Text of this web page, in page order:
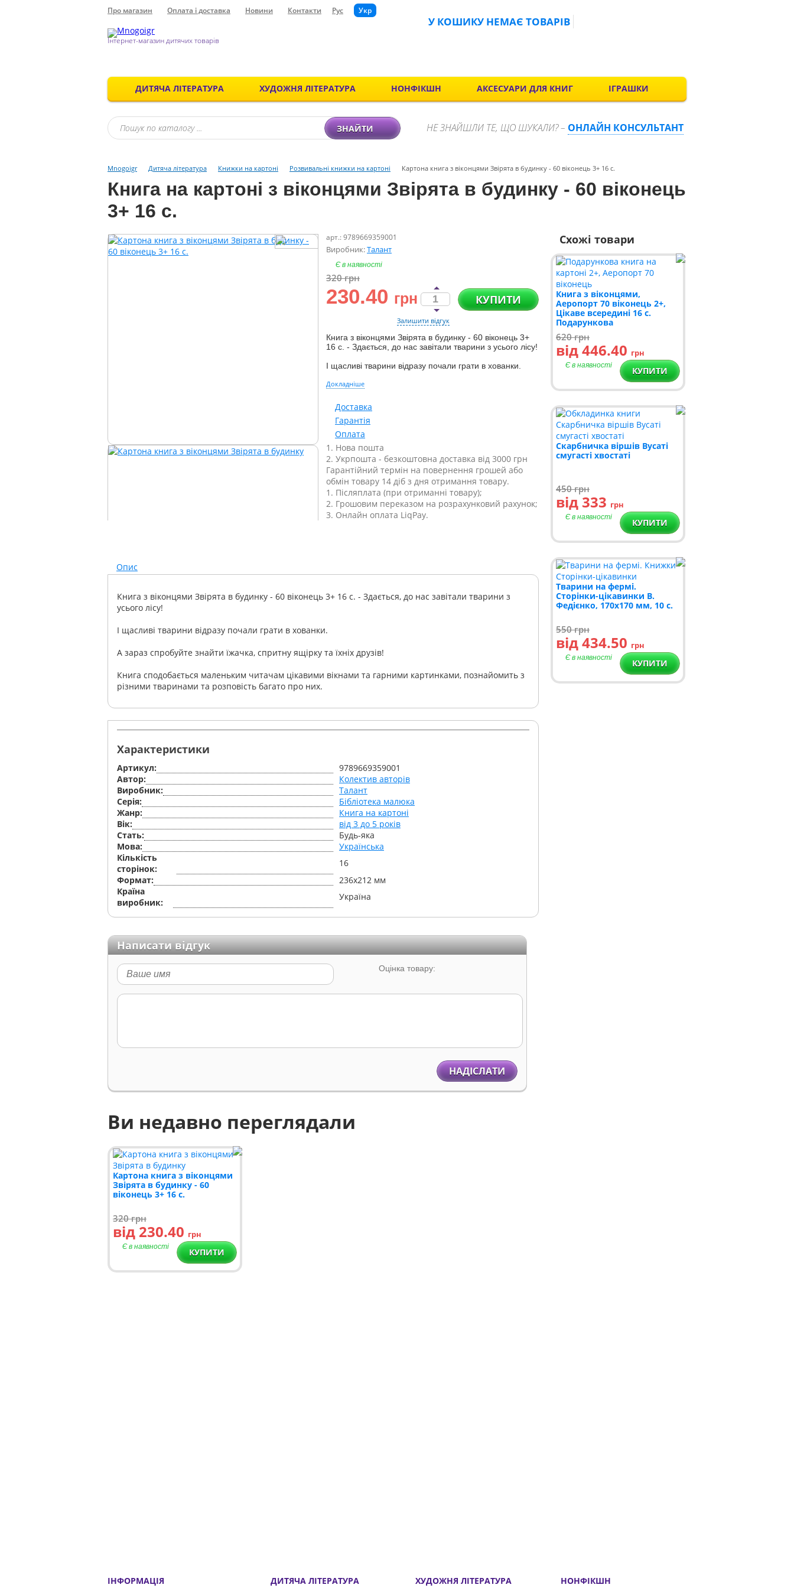
Про магазин Оплата і доставка Новини Контакти Рус Укр
Інтернет-магазин дитячих товарів
У КОШИКУ НЕМАЄ ТОВАРІВ
ДИТЯЧА ЛІТЕРАТУРА ХУДОЖНЯ ЛІТЕРАТУРА НОНФІКШН АКСЕСУАРИ ДЛЯ КНИГ ІГРАШКИ
ЗНАЙТИ НЕ ЗНАЙШЛИ ТЕ, ЩО ШУКАЛИ? – ОНЛАЙН КОНСУЛЬТАНТ
Mnogoigr Дитяча література Книжки на картоні Розвивальні книжки на картоні Картона книга з віконцями Звірята в будинку - 60 віконець 3+ 16 с.
Книга на картоні з віконцями Звірята в будинку - 60 віконець
3+ 16 с.
Схожі товари
Книга з віконцями,
Аеропорт 70 віконець 2+,
Цікаве всередині 16 с.
Подарункова
620грн
від 446.40 грн
Є в наявності КУПИТИ
Скарбничка віршів Вусаті
смугасті хвостаті
450грн
від 333 грн
Є в наявності КУПИТИ
Тварини на фермі.
Сторінки-цікавинки В.
Федієнко, 170х170 мм, 10 с.
550грн
від 434.50 грн
Є в наявності КУПИТИ
арт.: 9789669359001
Виробник:Талант
Є в наявності
320грн
230.40 грн КУПИТИ
Залишити відгук
Книга з віконцями Звірята в будинку - 60 віконець 3+
16 с. - Здається, до нас завітали тварини з усього лісу!
І щасливі тварини відразу почали грати в хованки.
Докладніше
Доставка
Гарантія
Оплата
1. Нова пошта
2. Укрпошта - безкоштовна доставка від 3000 грн
Гарантійний термін на повернення грошей або
обмін товару 14 діб з дня отримання товару.
1. Післяплата (при отриманні товару);
2. Грошовим переказом на розрахунковий рахунок;
3. Онлайн оплата LiqPay.
Опис
Книга з віконцями Звірята в будинку - 60 віконець 3+ 16 с. - Здається, до нас завітали тварини з
усього лісу!
І щасливі тварини відразу почали грати в хованки.
А зараз спробуйте знайти їжачка, спритну ящірку та їхніх друзів!
Книга сподобається маленьким читачам цікавими вікнами та гарними картинками, познайомить з
різними тваринами та розповість багато про них.
Характеристики
Артикул:
9789669359001
Автор:
Колектив авторів
Виробник:
Талант
Серiя:
Бібліотека малюка
Жанр:
Книга на картоні
Вік:
від 3 до 5 років
Стать:
Будь-яка
Мова:
Українська
Кількість
сторінок:
16
Формат:
236х212 мм
Країна
виробник:
Україна
Написати відгук
Оцінка товару:
НАДІСЛАТИ
Ви недавно переглядали
Картона книга з віконцями
Звірята в будинку - 60
віконець 3+ 16 с.
320грн
від 230.40 грн
Є в наявності КУПИТИ
ІНФОРМАЦІЯ ДИТЯЧА ЛІТЕРАТУРА ХУДОЖНЯ ЛІТЕРАТУРА НОНФІКШН